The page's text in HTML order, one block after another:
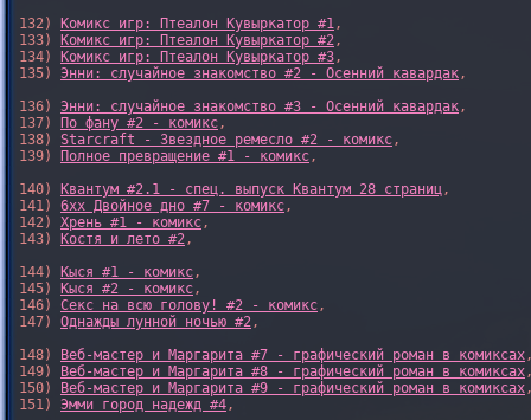
132)
Комикс игр: Птеалон Кувыркатор #1,
133)
Комикс игр: Птеалон Кувыркатор #2,
134)
Комикс игр: Птеалон Кувыркатор #3,
135) Энни: случайное знакомство #2 - Осенний кавардак,
136) Энни: случайное знакомство #3 - Осенний кавардак,
137)
По фану #2 - комикс,
138) Starcraft - Звездное ремесло #2 - комикс,
139)
Полное превращение #1 - комикс,
140)
Квантум #2.1 - спец. выпуск Квантум 28 страниц,
141) 6xx Двойное дно #7 - комикс,
142) Хрень #1 - комикс,
143)
Костя и лето #2,
144)
Кыся #1 - комикс,
145)
Кыся #2 - комикс,
146) Секс на всю голову! #2 - комикс,
147) Однажды лунной ночью #2,
148)
Веб-мастер и Маргарита #7 - графический роман в комиксах
149)
Веб-мастер и Маргарита #8 - графический роман в комиксах
150)
Веб-мастер и Маргарита #9 - графический роман в комиксах
151) Эмми город надежд #4,